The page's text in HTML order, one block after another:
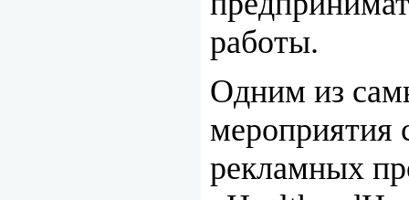
работы.
Одним из
мероприятия
рекламных